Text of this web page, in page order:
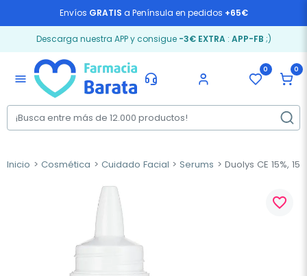
Envíos GRATIS a Península en pedidos +65€
Descarga nuestra APP y consigue -3€ EXTRA: APP-FB ;)
menu
0 0
Inicio Cosmética Cuidado Facial Serums Duolys CE 15%,
favorite_border